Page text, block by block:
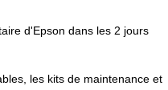
d'Epson dans les 2 jours
les kits de maintenance et